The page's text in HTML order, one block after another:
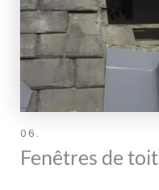
06.
Fenêtres de toit